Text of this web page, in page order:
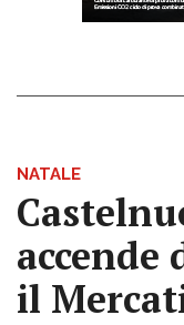
NATALE
accende
il